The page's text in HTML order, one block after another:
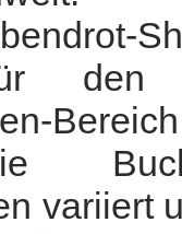
den
variiert